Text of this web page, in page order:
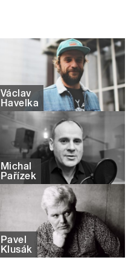
Václav
Havelka
Michal
Pařízek
Pavel
Klusák